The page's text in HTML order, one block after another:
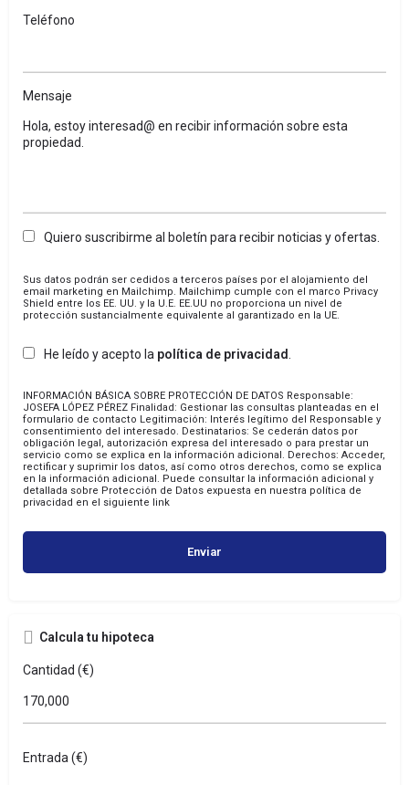
Teléfono
Mensaje
Quiero suscribirme al boletín para recibir noticias y ofertas.
Sus datos podrán ser cedidos a terceros países por el alojamiento del
email marketing en Mailchimp. Mailchimp cumple con el marco Privacy
Shield entre los EE. UU. y la U.E. EE.UU no proporciona un nivel de
protección sustancialmente equivalente al garantizado en la UE.
He leído y acepto la política de privacidad
INFORMACIÓN BÁSICA SOBRE PROTECCIÓN DE DATOS Responsable:
JOSEFA LÓPEZ PÉREZ Finalidad: Gestionar las consultas planteadas en el
formulario de contacto Legitimación: Interés legítimo del Responsable y
consentimiento del interesado. Destinatarios: Se cederán datos por
obligación legal, autorización expresa del interesado o para prestar un
servicio como se explica en la información adicional. Derechos: Acceder,
rectificar y suprimir los datos, así como otros derechos, como se explica
en la información adicional. Puede consultar la información adicional y
detallada sobre Protección de Datos expuesta en nuestra política de
privacidad en el siguiente link
Calcula tu hipoteca
Cantidad (€)
Entrada (€)